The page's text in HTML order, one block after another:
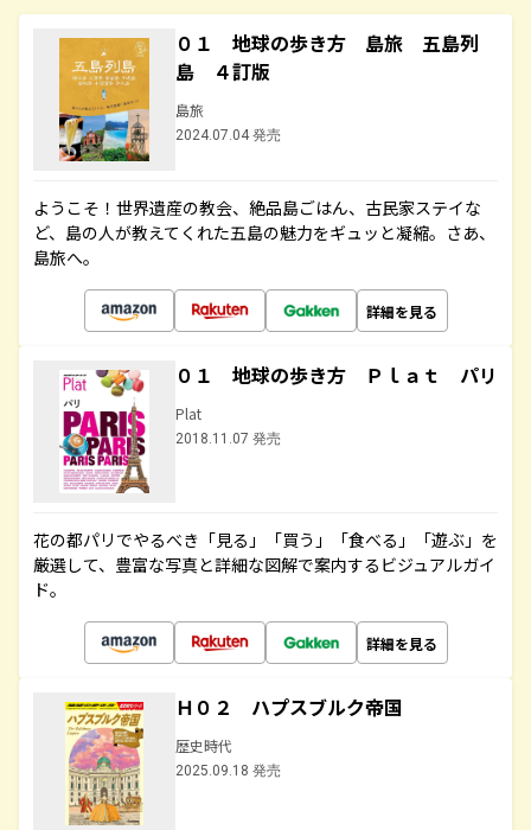
０１ 地球の歩き方 島旅 五島列
島 ４訂版
島旅
2024.07.04 発売
ようこそ！世界遺産の教会、絶品島ごはん、古民家ステイな
ど、島の人が教えてくれた五島の魅力をギュッと凝縮。さあ、
島旅へ。
詳細を見る
０１ 地球の歩き方 Ｐｌａｔ パリ
Plat
2018.11.07 発売
花の都パリでやるべき「見る」「買う」「食べる」「遊ぶ」を
厳選して、豊富な写真と詳細な図解で案内するビジュアルガイ
ド。
詳細を見る
Ｈ０２ ハプスブルク帝国
歴史時代
2025.09.18 発売